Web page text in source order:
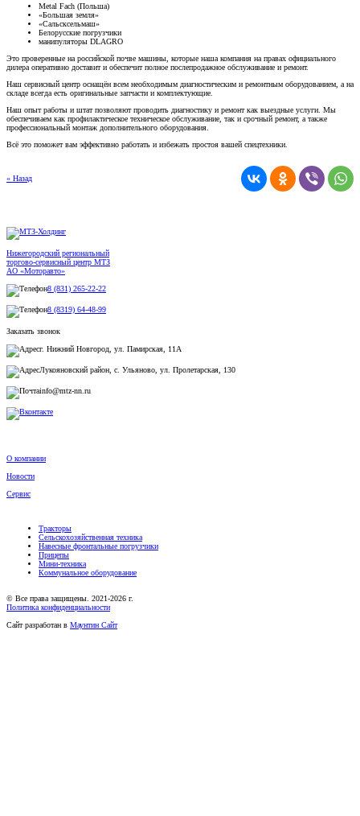
Metal Fach (Польша)
«Большая земля»
«Сальсксельмаш»
Белорусские погрузчики
манипуляторы DLAGRO
Это проверенные на российской почве машины, которые наша компания на правах официального
дилера оперативно доставит и обеспечит полное послепродажное обслуживание и ремонт.
Наш сервисный центр оснащён всем необходимым диагностическим и ремонтным оборудованием, а на
складе всегда есть оригинальные запчасти и комплектующие.
Наш опыт работы и штат позволяют проводить диагностику и ремонт как выездные услуги. Мы
обеспечиваем как профилактическое техническое обслуживание, так и срочный ремонт, а также
профессиональный монтаж дополнительного оборудования.
Всё это поможет вам эффективно работать и избежать простоя вашей спецтехники.
« Назад
Нижегородский региональный
торгово-сервисный центр МТЗ
АО «Моторавто»
8 (831) 265-22-22
8 (8319) 64-48-99
Заказать звонок
г. Нижний Новгород, ул. Памирская, 11А
Лукояновский район, с. Ульяново, ул. Пролетарская, 130
info@mtz-nn.ru
О компании
Новости
Сервис
Тракторы
Сельскохозяйственная техника
Навесные фронтальные погрузчики
Прицепы
Мини-техника
Коммунальное оборудование
© Все права защищены. 2021-2026 г.
Политика конфиденциальности
Сайт разработан в Маунтин Сайт